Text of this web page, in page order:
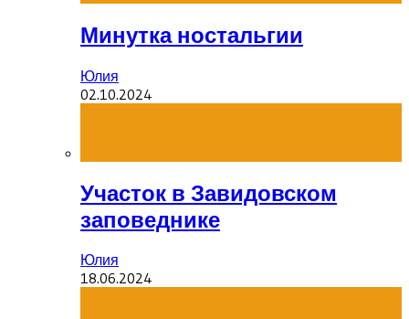
Минутка ностальгии
Юлия
02.10.2024
Участок в Завидовском
заповеднике
Юлия
18.06.2024